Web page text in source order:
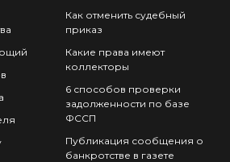
Как отменить судебный
приказ
Какие права имеют
коллекторы
6 способов проверки
задолженности по базе
ФССП
Публикация сообщения о
банкротстве в газете